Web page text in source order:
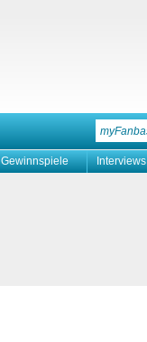
Gewinnspiele Interviews